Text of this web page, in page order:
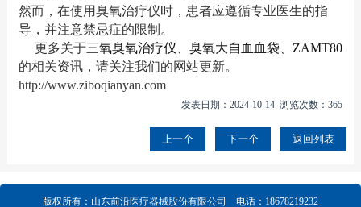
然而，在使用臭氧治疗仪时，患者应遵循专业医生的指
导，并注意禁忌症的限制。
更多关于三氧臭氧治疗仪 臭氧大自血血袋
ZAMT80
的相关资讯，请关注我们的网站更新。
http://www.ziboqianyan.com
发表日期：2024-10-14 浏览次数：365
上一个 下一个 返回列表
版权所有：山东前沿医疗器械股份有限公司 电话：18678219232